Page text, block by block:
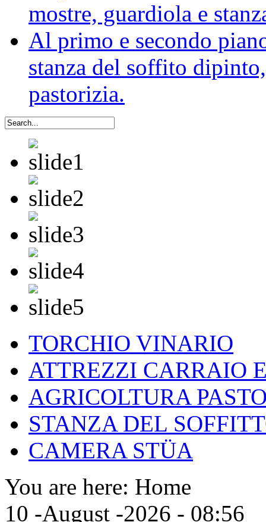
mostre, guardiola e
Al primo e secondo
stanza del soffito
pastorizia.
TORCHIO VINARIO
ATTREZZI CARRAIO
AGRICOLTURA
STANZA DEL
CAMERA STÜA
You are here: Home
10 -August -2026 - 08:56